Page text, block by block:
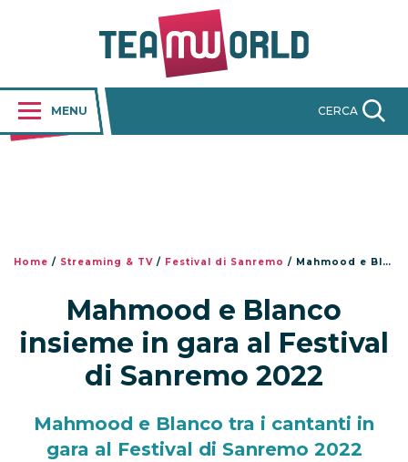
MENU CERCA
Home / Streaming & TV / Festival di Sanremo / Mahmood e Blanco insieme in gara al Festival di Sanremo 2022
Mahmood e Blanco
insieme in gara al Festival
di Sanremo 2022
Mahmood e Blanco tra i cantanti in
gara al Festival di Sanremo 2022